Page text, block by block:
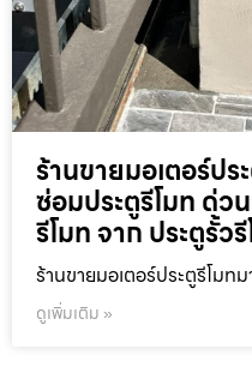
ร้านขายมอเตอร์ป
ซ่อมประตูรีโมท ด่ว
รีโมท จาก ประตูรั้ว
ร้านขายมอเตอร์ประตูรีโมท
ดูเพิ่มเติม »